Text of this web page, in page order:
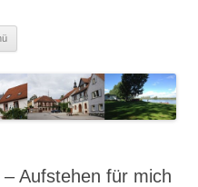
Aufstehen für mich